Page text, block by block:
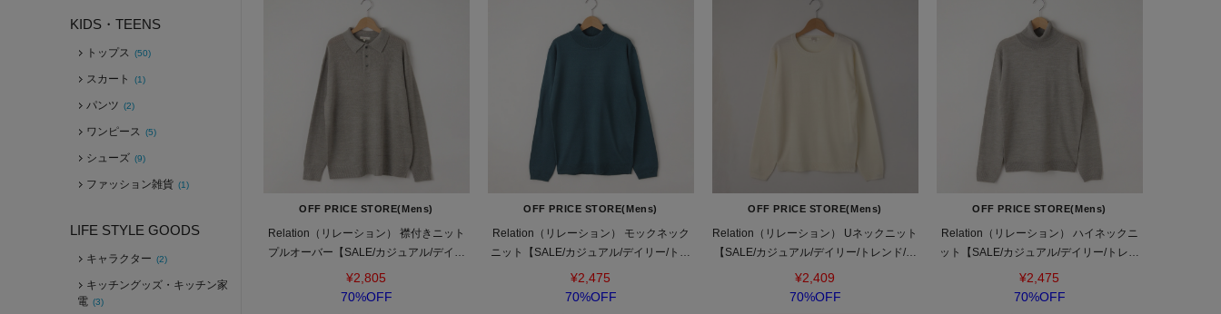
KIDS・TEENS
トップス (50)
スカート (1)
パンツ (2)
ワンピース (5)
シューズ (9)
ファッション雑貨 (1)
LIFE STYLE GOODS
キャラクター (2)
キッチングッズ・キッチン家
電 (3)
OFF PRICE STORE(Mens)
Relation（リレーション） 襟付きニット
プルオーバー【SALE/カジュアル/デイリ
ー/トレンド/きれいめカジュアル】
¥2,805
70%OFF
OFF PRICE STORE(Mens)
Relation（リレーション） モックネック
ニット【SALE/カジュアル/デイリー/トレ
ンド/きれいめカジュアル】
¥2,475
70%OFF
OFF PRICE STORE(Mens)
Relation（リレーション） Uネックニット
【SALE/カジュアル/デイリー/トレンド/き
れいめカジュアル】
¥2,409
70%OFF
OFF PRICE STORE(Mens)
Relation（リレーション） ハイネックニ
ット【SALE/カジュアル/デイリー/トレン
ド/きれいめカジュアル】
¥2,475
70%OFF